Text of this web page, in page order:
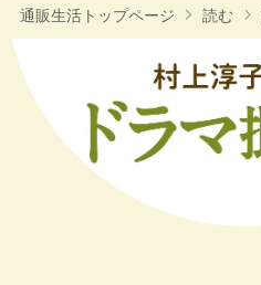
ニ
通販生活トップページ 読む